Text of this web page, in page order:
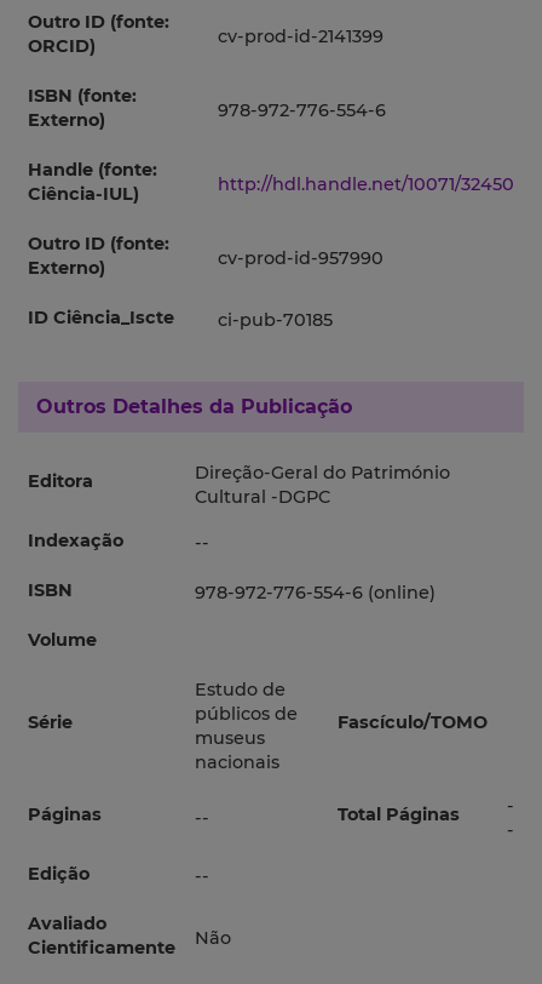
Outro ID (fonte:
ORCID)
cv-prod-id-2141399
ISBN (fonte:
Externo)
978-972-776-554-6
Handle (fonte:
Ciência-IUL)
http://hdl.handle.net/10071/32450
Outro ID (fonte:
Externo)
cv-prod-id-957990
ID Ciência_Iscte ci-pub-70185
Outros Detalhes da Publicação
Editora
Direção‑Geral do Património
Cultural -DGPC
Indexação
--
ISBN 978-972-776-554-6 (online)
Volume
Série
Estudo de
públicos de
museus
nacionais
Fascículo/TOMO
Páginas -- Total Páginas
-
-
Edição
--
Avaliado
Cientificamente
Não